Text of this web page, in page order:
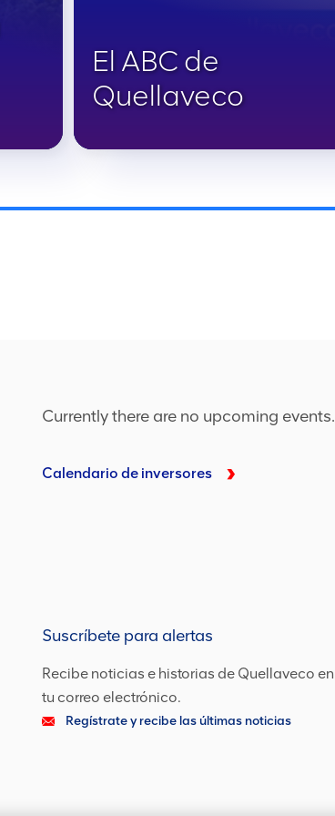
El ABC de
Quellaveco
Lee más
Currently there are no upcoming events.
Calendario de inversores
Suscríbete para alertas
Recibe noticias e historias de Quellaveco en
tu correo electrónico.
Regístrate y recibe las últimas noticias